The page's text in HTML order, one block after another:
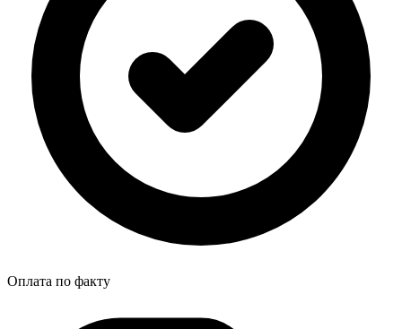
Оплата по факту